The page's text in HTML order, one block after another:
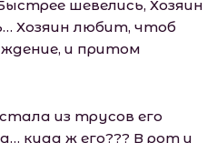
шевелись, Хозяин
Хозяин любит, чтоб
и притом
из трусов его
куда ж его??? В рот и